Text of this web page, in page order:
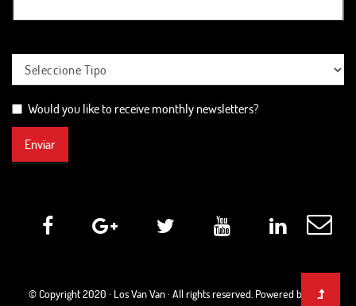
Would you like to receive monthly newsletters?
Enviar
© Copyright 2020 · Los Van Van· All rights reserved. Powered by Web